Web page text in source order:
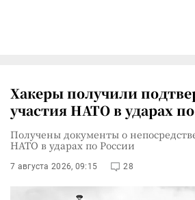
Хакеры получили
участия НАТО в ударах
Получены документы о
НАТО в ударах по России
7 августа 2026, 09:15 28